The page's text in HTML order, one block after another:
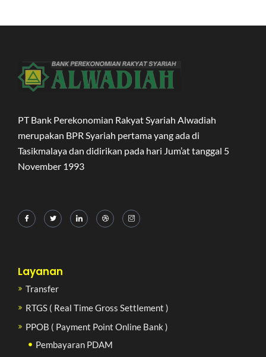
PT Bank Perekonomian Rakyat Syariah Alwadiah
merupakan BPR Syariah pertama yang ada di
Tasikmalaya dan didirikan pada hari Jum’at tanggal 5
November 1993
Layanan
Transfer
RTGS ( Real Time Gross Settlement )
PPOB ( Payment Point Online Bank )
Pembayaran PDAM